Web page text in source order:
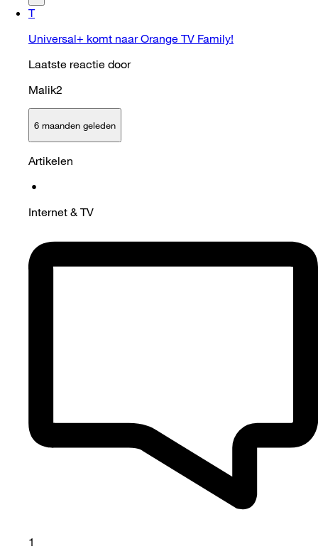
T
Universal+ komt naar Orange TV Family!
Laatste reactie door
Malik2
6 maanden geleden
Artikelen
•
Internet & TV
1